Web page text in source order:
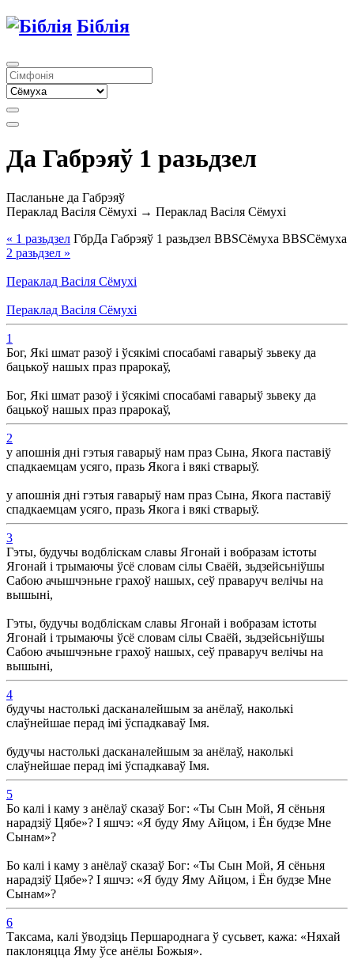
Біблія
Да Габрэяў 1 разьдзел
Пасланьне да Габрэяў
Пераклад Васіля Сёмухі → Пераклад Васіля Сёмухі
« 1 разьдзел ГбрДа Габрэяў 1 разьдзел BBSСёмуха BBSСёмуха
2 разьдзел »
Пераклад Васіля Сёмухі
Пераклад Васіля Сёмухі
1
Бог, Які шмат разоў і ўсякімі спосабамі гаварыў зьвеку да
бацькоў нашых праз прарокаў,
Бог, Які шмат разоў і ўсякімі спосабамі гаварыў зьвеку да
бацькоў нашых праз прарокаў,
2
у апошнія дні гэтыя гаварыў нам праз Сына, Якога паставіў
спадкаемцам усяго, празь Якога і вякі стварыў.
у апошнія дні гэтыя гаварыў нам праз Сына, Якога паставіў
спадкаемцам усяго, празь Якога і вякі стварыў.
3
Гэты, будучы водбліскам славы Ягонай і вобразам істоты
Ягонай і трымаючы ўсё словам сілы Сваёй, зьдзейсьніўшы
Сабою ачышчэньне грахоў нашых, сеў праваруч велічы на
вышыні,
Гэты, будучы водбліскам славы Ягонай і вобразам істоты
Ягонай і трымаючы ўсё словам сілы Сваёй, зьдзейсьніўшы
Сабою ачышчэньне грахоў нашых, сеў праваруч велічы на
вышыні,
4
будучы настолькі дасканалейшым за анёлаў, наколькі
слаўнейшае перад імі ўспадкаваў Імя.
будучы настолькі дасканалейшым за анёлаў, наколькі
слаўнейшае перад імі ўспадкаваў Імя.
5
Бо калі і каму з анёлаў сказаў Бог: «Ты Сын Мой, Я сёньня
нарадзіў Цябе»? І яшчэ: «Я буду Яму Айцом, і Ён будзе Мне
Сынам»?
Бо калі і каму з анёлаў сказаў Бог: «Ты Сын Мой, Я сёньня
нарадзіў Цябе»? І яшчэ: «Я буду Яму Айцом, і Ён будзе Мне
Сынам»?
6
Таксама, калі ўводзіць Першароднага ў сусьвет, кажа: «Няхай
паклоняцца Яму ўсе анёлы Божыя».